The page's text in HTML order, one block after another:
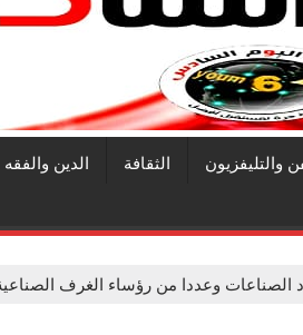
والتليفزيون الثقافة الدين والفقه
الصناعات وعددا من رؤساء الغرف